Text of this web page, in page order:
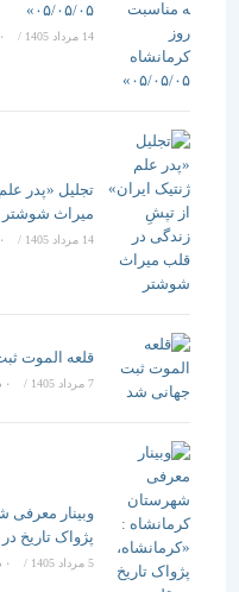
۰۵/۰۵/۰۵»
/ ۰ دیدگاه
تجلیل «پدر علم
میراث شوشتر
14 مرداد 1405 / ۰ دیدگاه
قلعه الموت ثبت
/ ۰ دیدگاه
وبینار معرفی
پژواک تاریخ در قلب
5 مرداد 1405 / ۰ دیدگاه